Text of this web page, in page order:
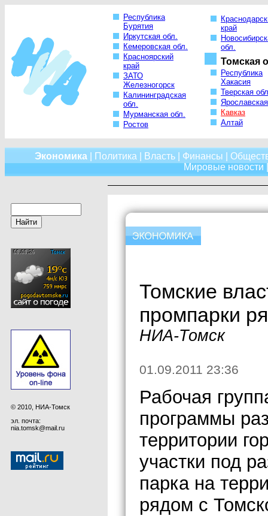
Республика
Бурятия
Иркутская обл.
Кемеровская обл.
Красноярский
край
ЗАТО
Железногорск
Калининградская
обл.
Мурманская обл.
Ростов
край
обл.
Томская
Республика
Хакасия
Тверская
Кавказ
Алтай
Экономика| Политика Власть| Финансы
Мировые новости
© 2010, НИА-Томск
эл. почта:
nia.tomsk@mail.ru
Томские
промпарки
НИА-Томск
01.09.2011 23:36
Рабочая
программы
территории
участки под
парка на
рядом с